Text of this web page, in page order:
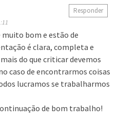
bom e estão de
é clara, completa e
do que criticar devemos
caso de encontrarmos coisas
lucramos se trabalharmos
de bom trabalho!
Responder